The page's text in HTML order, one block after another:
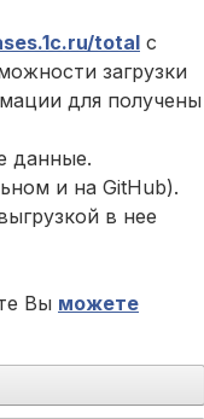
total c
загрузки
для получены
данные.
и на GitHub).
в нее
Вы можете